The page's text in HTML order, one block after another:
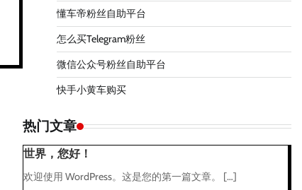
懂车帝粉丝自助平台
怎么买Telegram粉丝
微信公众号粉丝自助平台
快手小黄车购买
热门文章
世界，您好！
欢迎使用 WordPress。这是您的第一篇文章。 […]